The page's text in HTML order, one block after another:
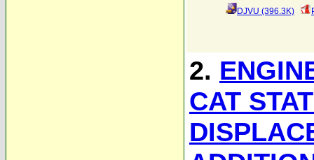
DJVU (396.3K)
2.
CAT